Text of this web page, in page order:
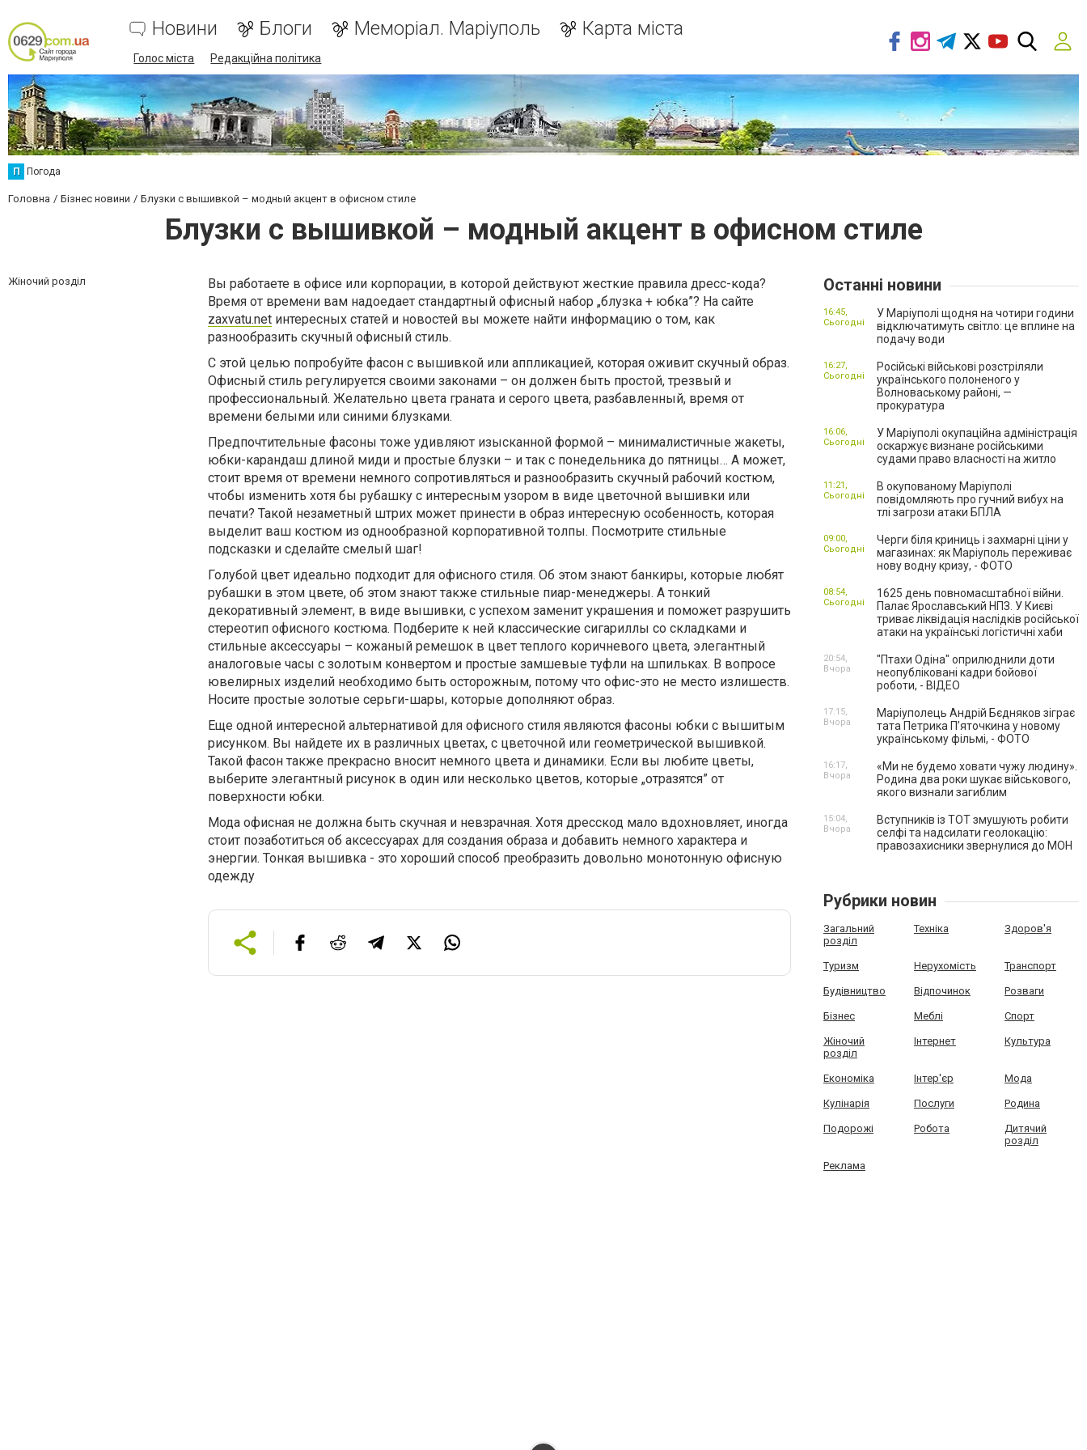
Новини Блоги Меморіал. Маріуполь Карта міста
Голос міста Редакційна політика
П Погода
Головна Бізнес новини Блузки с вышивкой – модный акцент в офисном стиле
Блузки с вышивкой – модный акцент в офисном стиле
Жіночий розділ
Вы работаете в офисе или корпорации, в которой действуют жесткие правила дресс-кода?
Время от времени вам надоедает стандартный офисный набор „блузка + юбка”? На сайте
zaxvatu.net интересных статей и новостей вы можете найти информацию о том, как
разнообразить скучный офисный стиль.
С этой целью попробуйте фасон с вышивкой или аппликацией, которая оживит скучный образ.
Офисный стиль регулируется своими законами – он должен быть простой, трезвый и
профессиональный. Желательно цвета граната и серого цвета, разбавленный, время от
времени белыми или синими блузками.
Предпочтительные фасоны тоже удивляют изысканной формой – минималистичные жакеты,
юбки-карандаш длиной миди и простые блузки – и так с понедельника до пятницы… А может,
стоит время от времени немного сопротивляться и разнообразить скучный рабочий костюм,
чтобы изменить хотя бы рубашку с интересным узором в виде цветочной вышивки или
печати? Такой незаметный штрих может принести в образ интересную особенность, которая
выделит ваш костюм из однообразной корпоративной толпы. Посмотрите стильные
подсказки и сделайте смелый шаг!
Голубой цвет идеально подходит для офисного стиля. Об этом знают банкиры, которые любят
рубашки в этом цвете, об этом знают также стильные пиар-менеджеры. А тонкий
декоративный элемент, в виде вышивки, с успехом заменит украшения и поможет разрушить
стереотип офисного костюма. Подберите к ней классические сигариллы со складками и
стильные аксессуары – кожаный ремешок в цвет теплого коричневого цвета, элегантный
аналоговые часы с золотым конвертом и простые замшевые туфли на шпильках. В вопросе
ювелирных изделий необходимо быть осторожным, потому что офис-это не место излишеств.
Носите простые золотые серьги-шары, которые дополняют образ.
Еще одной интересной альтернативой для офисного стиля являются фасоны юбки с вышитым
рисунком. Вы найдете их в различных цветах, с цветочной или геометрической вышивкой.
Такой фасон также прекрасно вносит немного цвета и динамики. Если вы любите цветы,
выберите элегантный рисунок в один или несколько цветов, которые „отразятся” от
поверхности юбки.
Мода офисная не должна быть скучная и невзрачная. Хотя дресскод мало вдохновляет, иногда
стоит позаботиться об аксессуарах для создания образа и добавить немного характера и
энергии. Тонкая вышивка - это хороший способ преобразить довольно монотонную офисную
одежду
Останні новини
У Маріуполі щодня на чотири години
відключатимуть світло: це вплине на
подачу води
16:45,
Сьогодні
Російські військові розстріляли
українського полоненого у
Волноваському районі, —
прокуратура
16:27,
Сьогодні
У Маріуполі окупаційна адміністрація
оскаржує визнане російськими
судами право власності на житло
16:06,
Сьогодні
В окупованому Маріуполі
повідомляють про гучний вибух на
тлі загрози атаки БПЛА
11:21,
Сьогодні
Черги біля криниць і захмарні ціни у
магазинах: як Маріуполь переживає
нову водну кризу, - ФОТО
09:00,
Сьогодні
1625 день повномасштабної війни.
Палає Ярославський НПЗ. У Києві
триває ліквідація наслідків російської
атаки на українські логістичні хаби
08:54,
Сьогодні
"Птахи Одіна" оприлюднили доти
неопубліковані кадри бойової
роботи, - ВІДЕО
20:54,
Вчора
Маріуполець Андрій Бєдняков зіграє
тата Петрика П’яточкина у новому
українському фільмі, - ФОТО
17:15,
Вчора
«Ми не будемо ховати чужу людину».
Родина два роки шукає військового,
якого визнали загиблим
16:17,
Вчора
Вступників із ТОТ змушують робити
селфі та надсилати геолокацію:
правозахисники звернулися до МОН
15:04,
Вчора
Рубрики новин
Загальний
розділ
Техніка Здоров'я
Туризм Нерухомість Транспорт
Будівництво Відпочинок Розваги
Бізнес Меблі Спорт
Жіночий
розділ
Інтернет Культура
Економіка Інтер'єр Мода
Кулінарія Послуги Родина
Подорожі Робота
Дитячий
розділ
Реклама